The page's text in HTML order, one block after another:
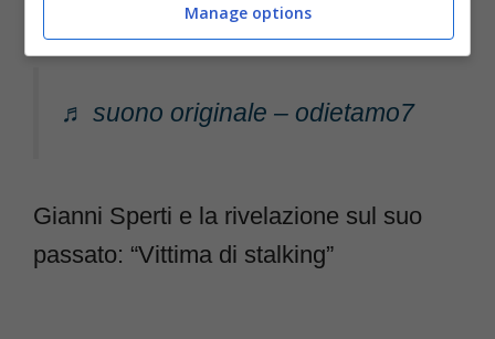
♬ suono originale – odietamo7
Gianni Sperti e la rivelazione sul suo
passato: “Vittima di stalking”
Manage options